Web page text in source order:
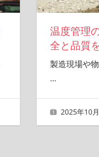
温度管理
全と品質
製造現場や
…
2025年10